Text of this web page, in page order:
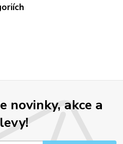
novinky, akce a